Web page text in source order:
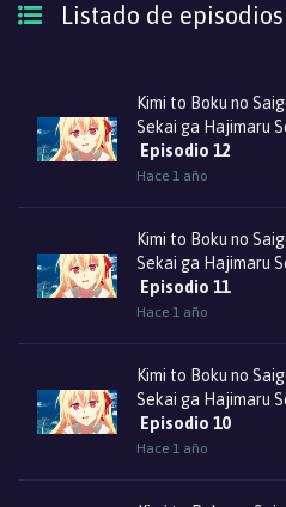
Listado de episodios
Kimi to Boku no
Sekai ga Hajimaru
Episodio 12
Hace 1 año
Kimi to Boku no
Sekai ga Hajimaru
Episodio 11
Hace 1 año
Kimi to Boku no
Sekai ga Hajimaru
Episodio 10
Hace 1 año